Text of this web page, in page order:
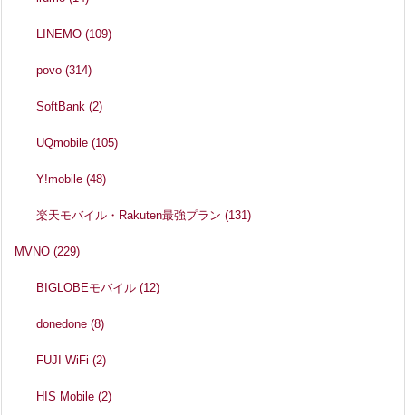
LINEMO(109)
povo(314)
SoftBank(2)
UQmobile(105)
Y!mobile(48)
楽天モバイル・Rakuten最強プラン(131)
MVNO (229)
BIGLOBEモバイル(12)
donedone(8)
FUJI WiFi(2)
HIS Mobile(2)